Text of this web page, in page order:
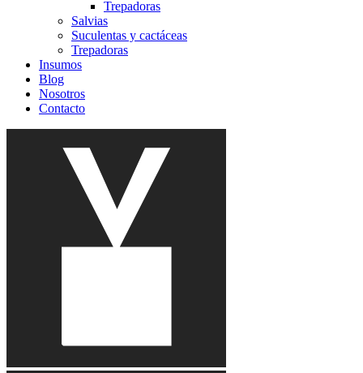
Trepadoras
Salvias
Suculentas y cactáceas
Trepadoras
Insumos
Blog
Nosotros
Contacto